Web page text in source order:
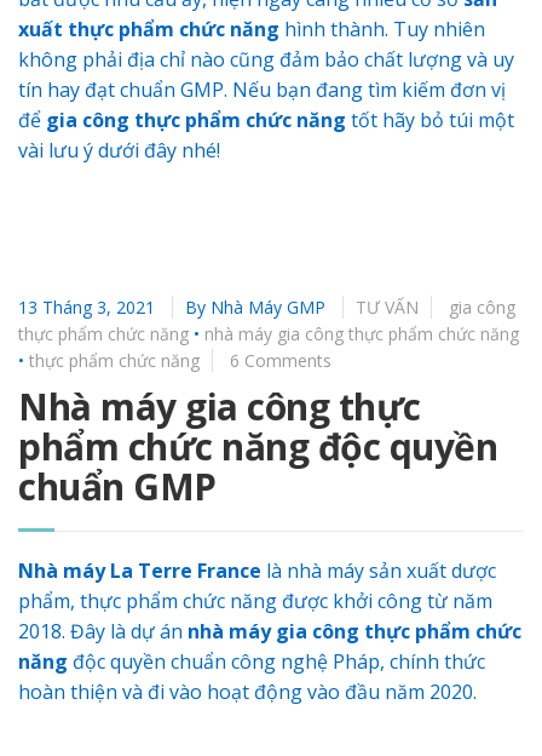
xuất thực phẩm chức năng hình thành. Tuy nhiên
không phải địa chỉ nào cũng đảm bảo chất lượng và uy
tín hay đạt chuẩn GMP. Nếu bạn đang tìm kiếm đơn vị
để gia công thực phẩm chức năng tốt hãy bỏ túi một
vài lưu ý dưới đây nhé!
13 Tháng 3, 2021 By Nhà Máy GMP TƯ VẤN
gia công
thực phẩm chức năng • nhà máy gia công thực phẩm chức năng
• thực phẩm chức năng 6 Comments
Nhà máy gia công thực
phẩm chức năng độc quyền
chuẩn GMP
Nhà máy La Terre France là nhà máy sản xuất dược
phẩm, thực phẩm chức năng được khởi công từ năm
2018. Đây là dự án nhà máy gia công thực phẩm chức
năng độc quyền chuẩn công nghệ Pháp, chính thức
hoàn thiện và đi vào hoạt động vào đầu năm 2020.